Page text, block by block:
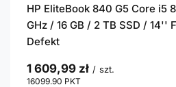
HP EliteBook 840 G5 Core i5
GHz / 16 GB / 2 TB SSD / 14''
Defekt
1 609,99 zł / szt.
16099.90 PKT